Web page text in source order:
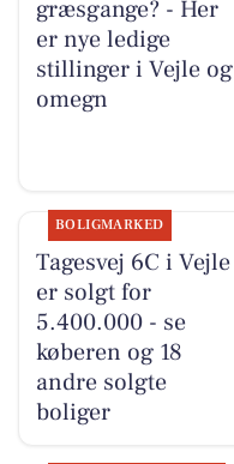
græsgange? - Her
er nye ledige
stillinger i Vejle og
omegn
BOLIGMARKED
Tagesvej 6C i Vejle
er solgt for
5.400.000 - se
køberen og 18
andre solgte
boliger